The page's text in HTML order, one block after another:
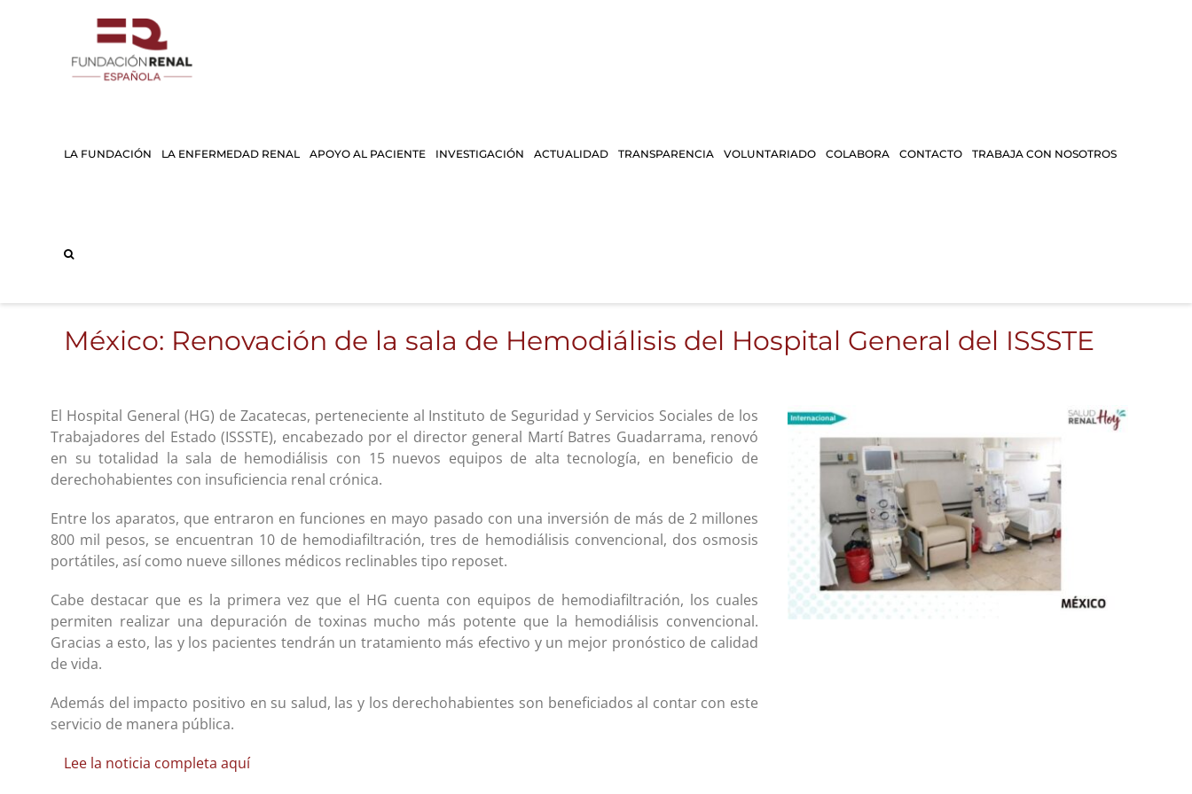
LA FUNDACIÓN LA ENFERMEDAD RENAL APOYO AL PACIENTE INVESTIGACIÓN ACTUALIDAD TRANSPARENCIA VOLUNTARIADO COLABORA CONTACTO TRABAJA CON NOSOTROS
México: Renovación de la sala de Hemodiálisis del Hospital General del ISSSTE
El Hospital General (HG) de Zacatecas, perteneciente al Instituto de Seguridad y Servicios Sociales de los
Trabajadores del Estado (ISSSTE), encabezado por el director general Martí Batres Guadarrama, renovó
en su totalidad la sala de hemodiálisis con 15 nuevos equipos de alta tecnología, en beneficio de
derechohabientes con insuficiencia renal crónica.
Entre los aparatos, que entraron en funciones en mayo pasado con una inversión de más de 2 millones
800 mil pesos, se encuentran 10 de hemodiafiltración, tres de hemodiálisis convencional, dos osmosis
portátiles, así como nueve sillones médicos reclinables tipo reposet.
Cabe destacar que es la primera vez que el HG cuenta con equipos de hemodiafiltración, los cuales
permiten realizar una depuración de toxinas mucho más potente que la hemodiálisis convencional.
Gracias a esto, las y los pacientes tendrán un tratamiento más efectivo y un mejor pronóstico de calidad
de vida.
Además del impacto positivo en su salud, las y los derechohabientes son beneficiados al contar con este
servicio de manera pública.
Lee la noticia completa aquí